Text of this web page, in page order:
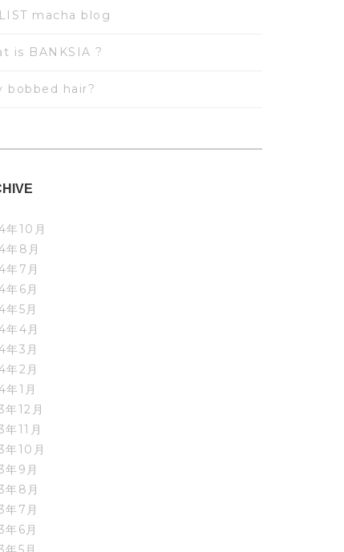
macha blog
is BANKSIA ?
bobbed hair?
10月
年8月
7月
6月
5月
4月
3月
2月
1月
12月
11月
10月
9月
8月
7月
6月